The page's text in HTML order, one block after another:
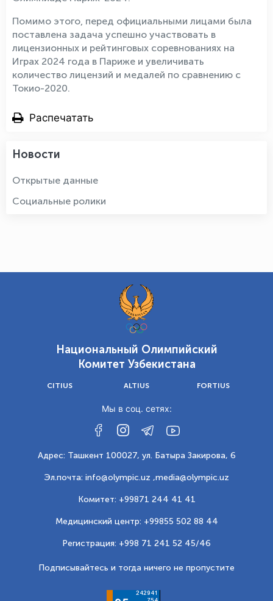
Помимо этого, перед официальными лицами была
поставлена задача успешно участвовать в
лицензионных и рейтинговых соревнованиях на
Играх 2024 года в Париже и увеличивать
количество лицензий и медалей по сравнению с
Токио-2020.
Распечатать
Новости
Открытые данные
Социальные ролики
Национальный Олимпийский
Комитет Узбекистана
CITIUS ALTIUS FORTIUS
Мы в соц. сетях:
Адрес: Ташкент 100027, ул. Батыра Закирова, 6
Эл.почта: info@olympic.uz ,media@olympic.uz
Комитет: +99871 244 41 41
Медицинский центр: +99855 502 88 44
Регистрация: +998 71 241 52 45/46
Подписывайтесь и тогда ничего не пропустите